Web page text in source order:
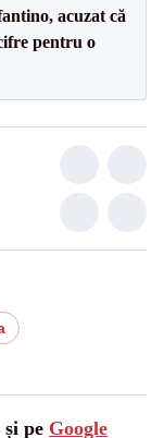
acuzat că
pentru o
pe Google